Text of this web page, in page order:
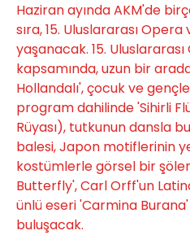
Haziran ayında AKM'de
sıra, 15. Uluslararası
yaşanacak. 15.
kapsamında, uzun bir
Hollandalı', çocuk ve
program dahilinde 'Sihirli
Rüyası), tutkunun dansla
balesi, Japon motiflerinin
kostümlerle görsel bir
Butterfly', Carl Orff'un
ünlü eseri 'Carmina
buluşacak.